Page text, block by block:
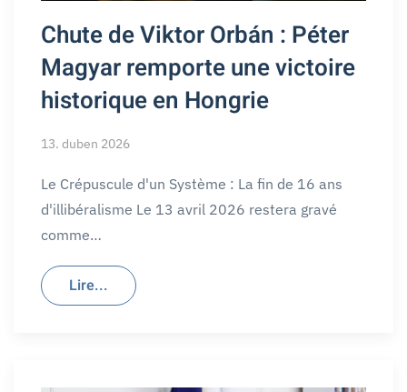
Chute de Viktor Orbán : Péter
Magyar remporte une victoire
historique en Hongrie
13. duben 2026
Le Crépuscule d'un Système : La fin de 16 ans
d'illibéralisme Le 13 avril 2026 restera gravé
comme…
Lire...